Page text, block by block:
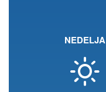
NEDELJA